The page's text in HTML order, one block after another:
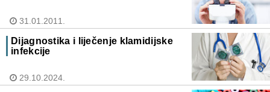
31.01.2011.
Dijagnostika i liječenje klamidijske
infekcije
29.10.2024.